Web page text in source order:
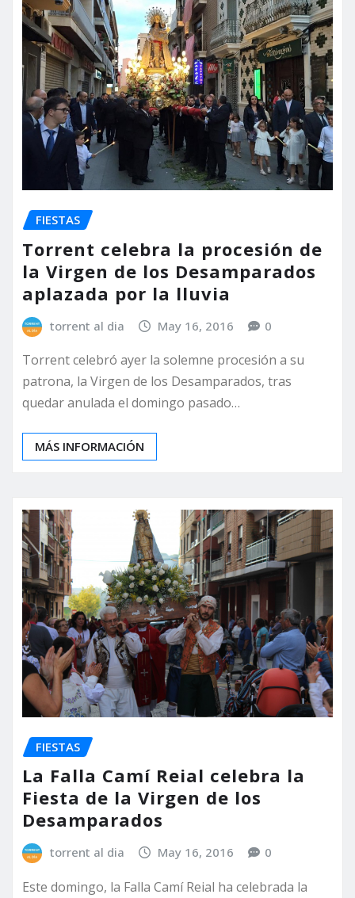
FIESTAS
Torrent celebra la procesión de
la Virgen de los Desamparados
aplazada por la lluvia
torrent al dia May 16, 2016 0
Torrent celebró ayer la solemne procesión a su
patrona, la Virgen de los Desamparados, tras
quedar anulada el domingo pasado…
MÁS INFORMACIÓN
FIESTAS
La Falla Camí Reial celebra la
Fiesta de la Virgen de los
Desamparados
torrent al dia May 16, 2016 0
Este domingo, la Falla Camí Reial ha celebrada la